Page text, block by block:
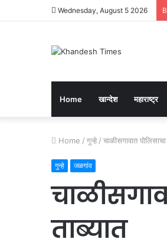
Wednesday, August 5 2026
Home खान्देश महाराष्ट्र
Home / गुन्हे / चाळीसगावात
गुन्हे जळगांव
ताब्यात